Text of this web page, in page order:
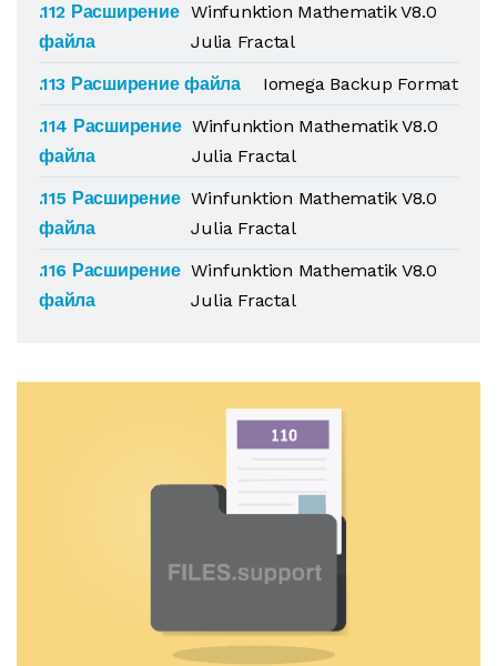
.112 Расширение
файла
Winfunktion Mathematik V8.0
Julia Fractal
.113 Расширение файла
Iomega Backup Format
.114 Расширение
файла
Winfunktion Mathematik V8.0
Julia Fractal
.115 Расширение
файла
Winfunktion Mathematik V8.0
Julia Fractal
.116 Расширение
файла
Winfunktion Mathematik V8.0
Julia Fractal